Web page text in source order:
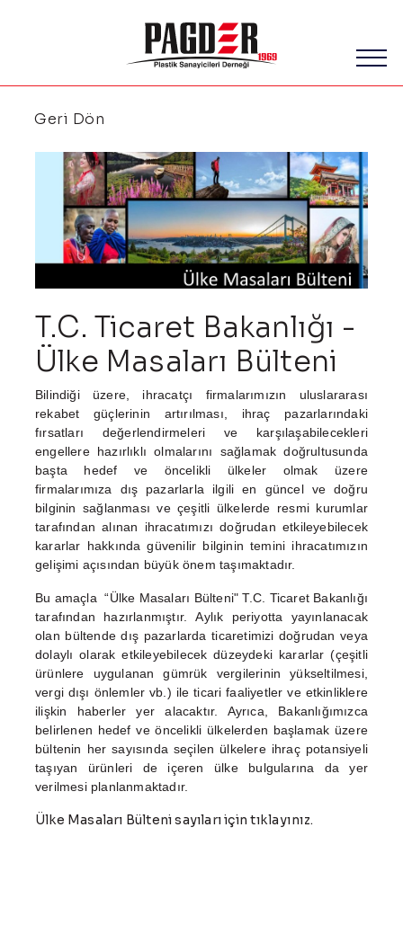
Geri Dön
T.C. Ticaret Bakanlığı -
Ülke Masaları Bülteni
Bilindiği üzere, ihracatçı firmalarımızın uluslararası
rekabet güçlerinin artırılması, ihraç pazarlarındaki
fırsatları değerlendirmeleri ve karşılaşabilecekleri
engellere hazırlıklı olmalarını sağlamak doğrultusunda
başta hedef ve öncelikli ülkeler olmak üzere
firmalarımıza dış pazarlarla ilgili en güncel ve doğru
bilginin sağlanması ve çeşitli ülkelerde resmi kurumlar
tarafından alınan ihracatımızı doğrudan etkileyebilecek
kararlar hakkında güvenilir bilginin temini ihracatımızın
gelişimi açısından büyük önem taşımaktadır.
Bu amaçla “Ülke Masaları Bülteni" T.C. Ticaret Bakanlığı
tarafından hazırlanmıştır.Aylık periyotta yayınlanacak
olan bültende dış pazarlarda ticaretimizi doğrudan veya
dolaylı olarak etkileyebilecek düzeydeki kararlar (çeşitli
ürünlere uygulanan gümrük vergilerinin yükseltilmesi,
vergi dışı önlemler vb.) ile ticari faaliyetler ve etkinliklere
ilişkin haberler yer alacaktır. Ayrıca, Bakanlığımızca
belirlenen hedef ve öncelikli ülkelerden başlamak üzere
bültenin her sayısında seçilen ülkelere ihraç potansiyeli
taşıyan ürünleri de içeren ülke bulgularına da yer
verilmesi planlanmaktadır.
Ülke Masaları Bülteni sayıları içintıklayınız.